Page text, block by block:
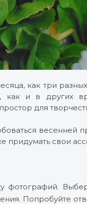
как три
как и в других
для
весенней
придумать свои
фотографий.
Попробуйте